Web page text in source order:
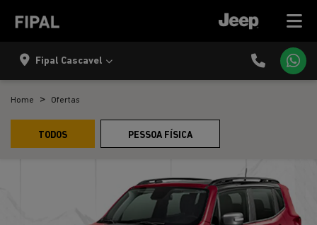
Fipal Cascavel
Home Ofertas
TODOS PESSOA FÍSICA